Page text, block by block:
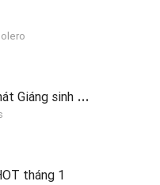
N
hững bài hát Giáng sinh hay nhất 2019
tháng 1